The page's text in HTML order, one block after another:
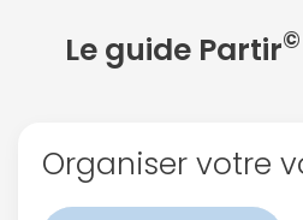
Le guide Partir©
Organiser votre